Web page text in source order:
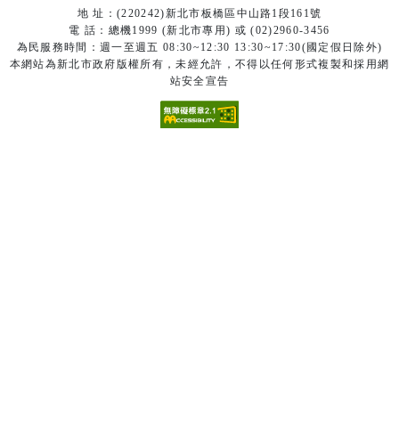
地 址：(220242)新北市板橋區中山路1段161號
電 話：總機1999 (新北市專用) 或 (02)2960-3456
為民服務時間：週一至週五 08:30~12:30 13:30~17:30(國定假日除外)
本網站為新北市政府版權所有，未經允許，不得以任何形式複製和採用網
站安全宣告